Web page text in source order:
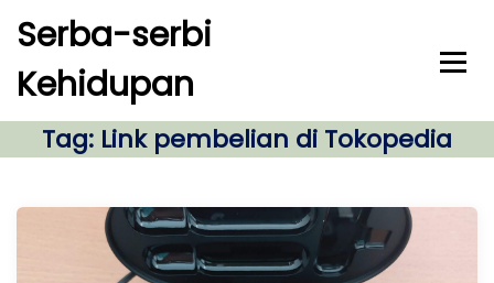
c
Serba-serbi
Kehidupan
Tag: Link pembelian di Tokopedia